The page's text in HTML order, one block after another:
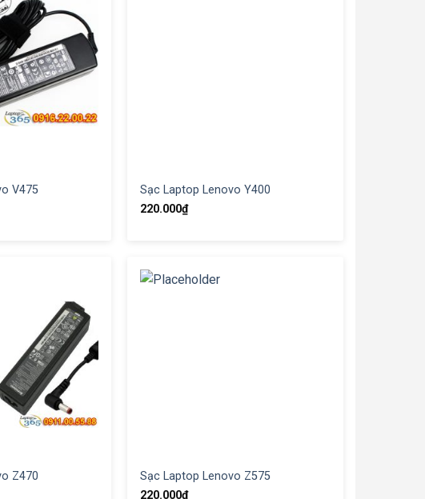
V475
Sạc Laptop Lenovo Y400
220.000₫
Z470
Sạc Laptop Lenovo Z575
220.000₫